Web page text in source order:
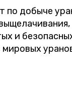
по добыче
и